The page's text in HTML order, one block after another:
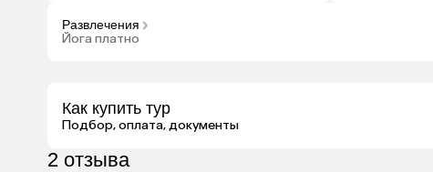
Развлечения
Йога платно
Как купить тур
Подбор, оплата, документы
2 отзыва